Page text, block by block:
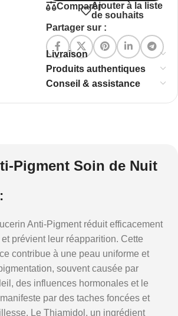
ComparerAjouter à la liste
de souhaits
Partager sur :
Livraison
Produits authentiques
Conseil & assistance
Pigment Soin de Nuit
Anti-Pigment réduit efficacement
prévient leur réapparition. Cette
contribue à une peau uniforme et
souvent causée par
des influences hormonales et le
par des taches foncées et
Le Thiamidol, un ingrédient